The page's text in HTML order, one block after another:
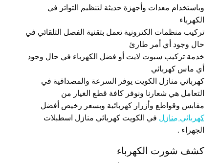
وباستخدام معدات وأجهزة حديثة لتنظيم التواتر في
الكهرباء
تركيب منظمات الكترونية تعمل بتقنية الفصل التلقائي في
حال وجود أي أمر طارئ
خدمة تركيب سبوت لايت أو فضل الكهرباء في حال وجود
أي ماس كهربائي
كهربائي منازل الكويت يوفر السرعة والمصداقية في
التعامل هي شعارنا ونوفر كافة قطع الغيار من
مقابس وقواطع وأزرار كهربائية وبسعر رخيص أفضل
كهربائي منازل في الكويت كهربائي منازل اسطبلات
الجهراء .
كشف شورت الكهرباء